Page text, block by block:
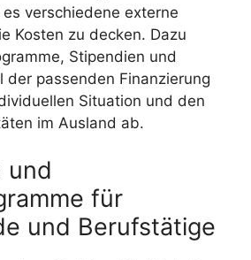
verschiedene externe
Kosten zu decken. Dazu
Stipendien und
der passenden Finanzierung
Situation und den
im Ausland ab.
und
für
und Berufstätige